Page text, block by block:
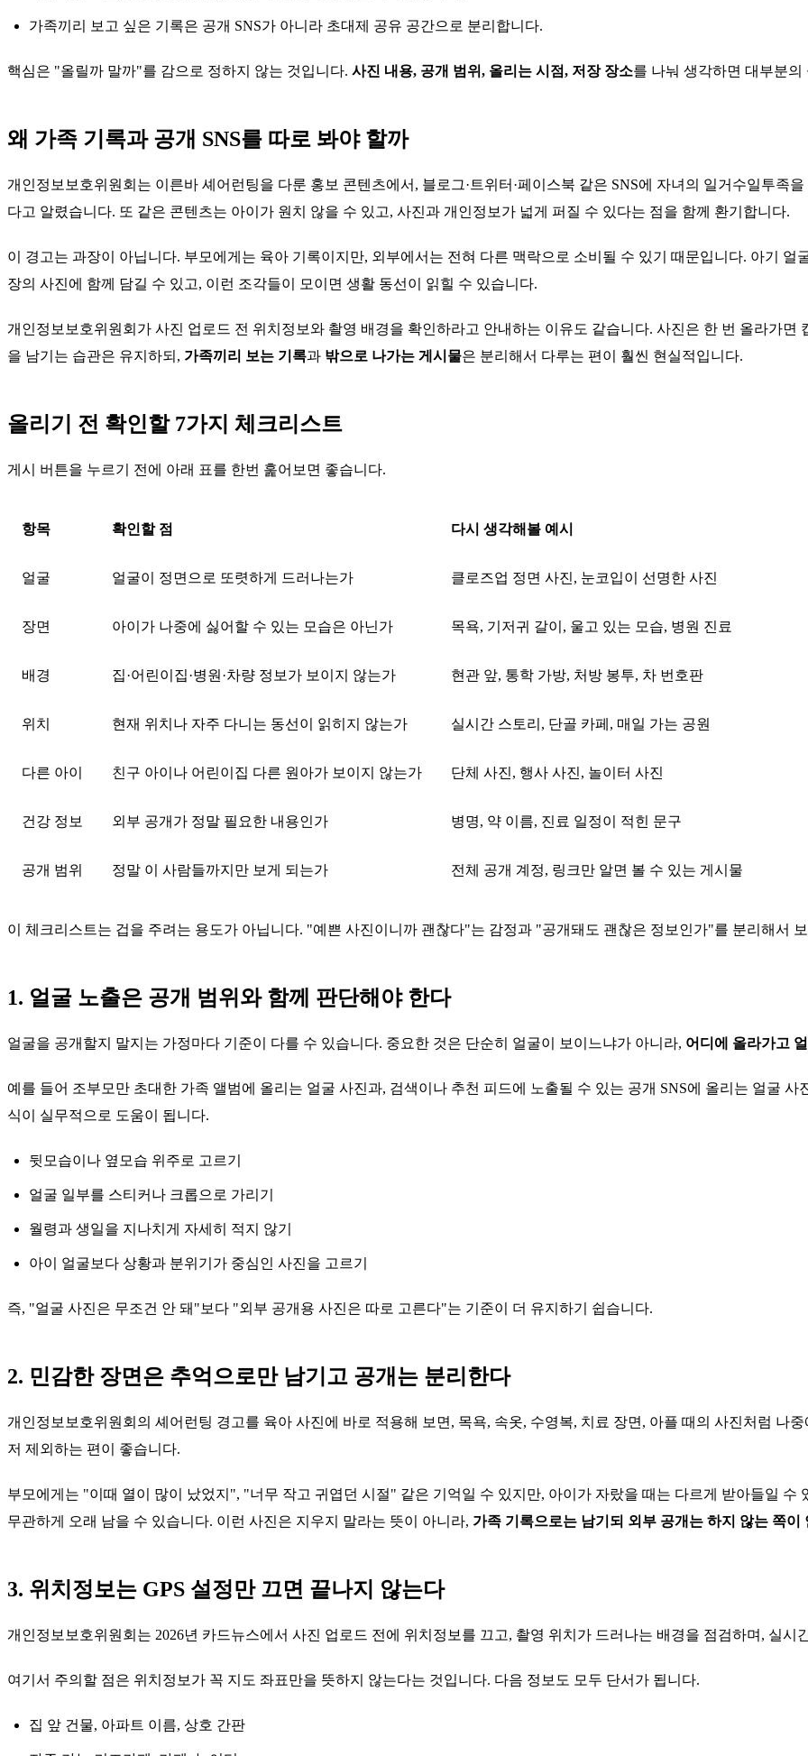
가족끼리 보고 싶은 기록은 공개 SNS가 아니라 초대제 공유 공간으로 분리합니다.
핵심은 "올릴까 말까"를 감으로 정하지 않는 것입니다. 사진 내용, 공개 범위, 올리는 시점, 저장 장소를 나눠 생각하면 대부분
왜 가족 기록과 공개 SNS를 따로 봐야 할까
개인정보보호위원회는 이른바 셰어런팅을 다룬 홍보 콘텐츠에서, 블로그·트위터·페이스북 같은 SNS에 자녀의 일거수일투족
다고 알렸습니다. 또 같은 콘텐츠는 아이가 원치 않을 수 있고, 사진과 개인정보가 넓게 퍼질 수 있다는 점을 함께 환기합니다.
이 경고는 과장이 아닙니다. 부모에게는 육아 기록이지만, 외부에서는 전혀 다른 맥락으로 소비될 수 있기 때문입니다. 아기
장의 사진에 함께 담길 수 있고, 이런 조각들이 모이면 생활 동선이 읽힐 수 있습니다.
개인정보보호위원회가 사진 업로드 전 위치정보와 촬영 배경을 확인하라고 안내하는 이유도 같습니다. 사진은 한 번 올라가면
을 남기는 습관은 유지하되, 가족끼리 보는 기록과 밖으로 나가는 게시물은 분리해서 다루는 편이 훨씬 현실적입니다.
올리기 전 확인할 7가지 체크리스트
게시 버튼을 누르기 전에 아래 표를 한번 훑어보면 좋습니다.
항목 확인할 점 다시 생각해볼 예시
얼굴 얼굴이 정면으로 또렷하게 드러나는가 클로즈업 정면 사진, 눈코입이 선명한 사진
장면 아이가 나중에 싫어할 수 있는 모습은 아닌가 목욕, 기저귀 갈이, 울고 있는 모습, 병원 진료
배경 집·어린이집·병원·차량 정보가 보이지 않는가 현관 앞, 통학 가방, 처방 봉투, 차 번호판
위치 현재 위치나 자주 다니는 동선이 읽히지 않는가 실시간 스토리, 단골 카페, 매일 가는 공원
다른 아이 친구 아이나 어린이집 다른 원아가 보이지 않는가 단체 사진, 행사 사진, 놀이터 사진
건강 정보 외부 공개가 정말 필요한 내용인가 병명, 약 이름, 진료 일정이 적힌 문구
공개 범위 정말 이 사람들까지만 보게 되는가 전체 공개 계정, 링크만 알면 볼 수 있는 게시물
이 체크리스트는 겁을 주려는 용도가 아닙니다. "예쁜 사진이니까 괜찮다"는 감정과 "공개돼도 괜찮은 정보인가"를 분리해서
1. 얼굴 노출은 공개 범위와 함께 판단해야 한다
얼굴을 공개할지 말지는 가정마다 기준이 다를 수 있습니다. 중요한 것은 단순히 얼굴이 보이느냐가 아니라, 어디에 올라가고
예를 들어 조부모만 초대한 가족 앨범에 올리는 얼굴 사진과, 검색이나 추천 피드에 노출될 수 있는 공개 SNS에 올리는 얼굴
식이 실무적으로 도움이 됩니다.
뒷모습이나 옆모습 위주로 고르기
얼굴 일부를 스티커나 크롭으로 가리기
월령과 생일을 지나치게 자세히 적지 않기
아이 얼굴보다 상황과 분위기가 중심인 사진을 고르기
즉, "얼굴 사진은 무조건 안 돼"보다 "외부 공개용 사진은 따로 고른다"는 기준이 더 유지하기 쉽습니다.
2. 민감한 장면은 추억으로만 남기고 공개는 분리한다
개인정보보호위원회의 셰어런팅 경고를 육아 사진에 바로 적용해 보면, 목욕, 속옷, 수영복, 치료 장면, 아플 때의 사진처럼 나
저 제외하는 편이 좋습니다.
부모에게는 "이때 열이 많이 났었지", "너무 작고 귀엽던 시절" 같은 기억일 수 있지만, 아이가 자랐을 때는 다르게 받아들일 수
무관하게 오래 남을 수 있습니다. 이런 사진은 지우지 말라는 뜻이 아니라, 가족 기록으로는 남기되 외부 공개는 하지 않는 쪽이
3. 위치정보는 GPS 설정만 끄면 끝나지 않는다
개인정보보호위원회는 2026년 카드뉴스에서 사진 업로드 전에 위치정보를 끄고, 촬영 위치가 드러나는 배경을 점검하며, 실시
여기서 주의할 점은 위치정보가 꼭 지도 좌표만을 뜻하지 않는다는 것입니다. 다음 정보도 모두 단서가 됩니다.
집 앞 건물, 아파트 이름, 상호 간판